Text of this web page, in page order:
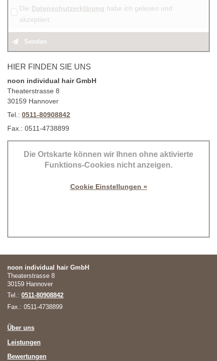
Die Datenschutzerklärung habe ich gelesen und
akzeptiert.
Senden
HIER FINDEN SIE UNS
noon individual hair GmbH
Theaterstrasse 8
30159 Hannover
Tel.: 0511-80908842
Fax.: 0511-4738899
Die Ortskarte können wir Ihnen ohne aktivierte
Funktions-Cookies nicht anzeigen.
Cookie Einstellungen »
noon individual hair GmbH
Theaterstrasse 8
30159 Hannover
Tel.: 0511-80908842
Fax.: 0511-4738899
Über uns
Leistungen
Bewertungen